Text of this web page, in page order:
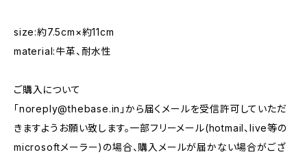
size:約7.5cm×約11cm
material:牛革、耐水性
ご購入について
「noreply@thebase.in 」から届くメールを受信許可していただ
きますようお願い致します。一部フリーメール(hotmail、live等の
microsoftメーラー)の場合、購入メールが届かない場合がござ